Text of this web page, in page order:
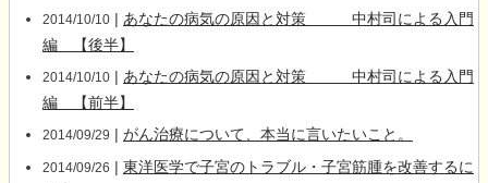
2014/10/10| あなたの病気の原因と対策 中村司による入門
編 【後半】
2014/10/10| あなたの病気の原因と対策 中村司による入門
編 【前半】
2014/09/29 | がん治療について、本当に言いたいこと。
2014/09/26 | 東洋医学で子宮のトラブル・子宮筋腫を改善するに